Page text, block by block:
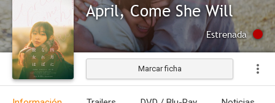
April, Come She Will
Estrenada
Marcar ficha